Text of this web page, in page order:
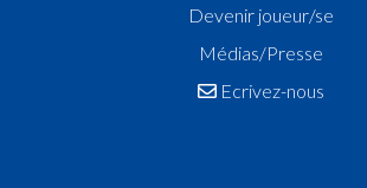
Devenir joueur/se
Médias/Presse
Ecrivez-nous